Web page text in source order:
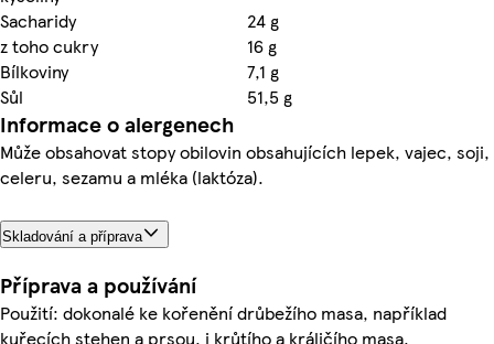
Sacharidy
24 g
z toho cukry
16 g
Bílkoviny
7,1 g
Sůl
51,5 g
Informace o alergenech
Může obsahovat stopy obilovin obsahujících lepek, vajec, soji,
celeru, sezamu a mléka (laktóza).
Skladování a příprava
Příprava a používání
Použití: dokonalé ke kořenění drůbežího masa, například
kuřecích stehen a prsou, i krůtího a králičího masa.